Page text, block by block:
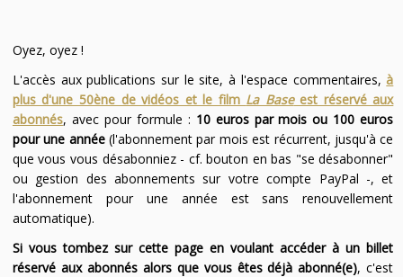
Oyez, oyez !
L'accès aux publications sur le site, à l'espace commentaires,à
plus d'une 50ène de vidéos et le film La Baseest réservé aux
abonnés, avec pour formule : 10 euros par mois ou 100 euros
pour une année(l'abonnement par mois est récurrent, jusqu'à ce
que vous vous désabonniez - cf. bouton en bas "se désabonner"
ou gestion des abonnements sur votre compte PayPal -, et
l'abonnement pour une année est sans renouvellement
automatique).
Si vous tombez sur cette page en voulant accéder à un billet
réservé aux abonnés alors que vous êtes déjà abonné(e), c'est